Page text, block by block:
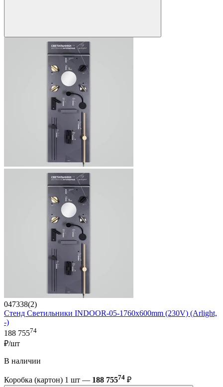
047338(2)
Стенд Светильники INDOOR-05-1760x600mm (230V) (Arlight,
-)
188 75574
₽/шт
В наличии
Коробка (картон) 1 шт — 188 75574 ₽